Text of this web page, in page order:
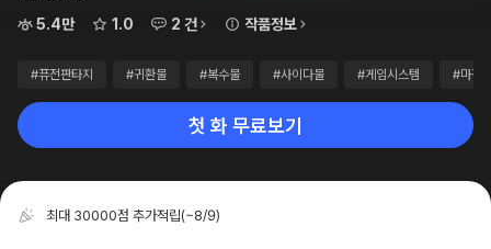
5.4만
1.0 2 건 작품정보
#퓨전판타지 #귀환물 #복수물 #사이다물 #게임시스템 #마검
첫 화 무료보기
최대 30000점 추가적립(~8/9)